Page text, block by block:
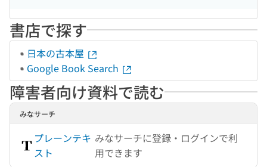
書店で探す
日本の古本屋
Google Book Search
障害者向け資料で読む
みなサーチ
プレーンテキ
スト
みなサーチに登録・ログインで利
用できます